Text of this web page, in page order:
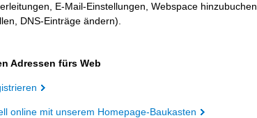
E-Mail-Einstellungen, Webspace hinzubuchen,
DNS-Einträge ändern).
Adressen fürs Web
online mit unserem Homepage-Baukasten